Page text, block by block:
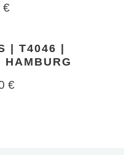
€
| T4046 |
€